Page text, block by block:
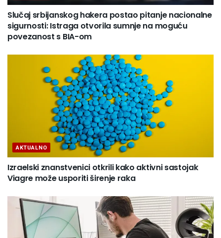
Slučaj srbijanskog hakera postao pitanje nacionalne
sigurnosti: Istraga otvorila sumnje na moguću
povezanost s BIA-om
AKTUALNO
Izraelski znanstvenici otkrili kako aktivni sastojak
Viagre može usporiti širenje raka